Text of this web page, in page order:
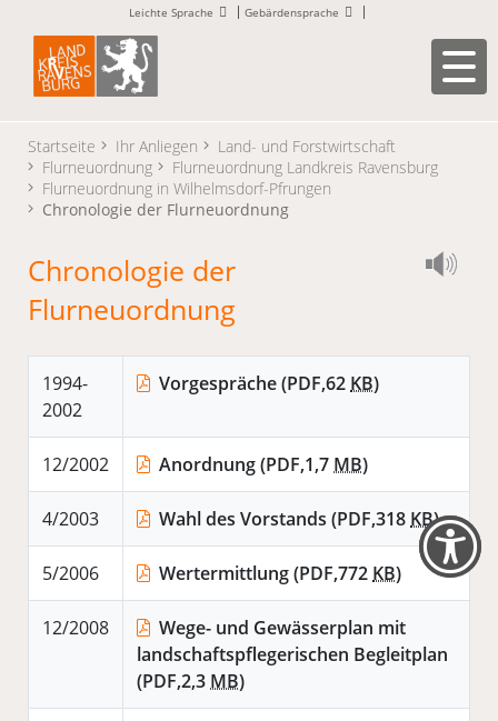
Leichte Sprache Gebärdensprache
Startseite Ihr Anliegen
Land- und Forstwirtschaft
Flurneuordnung
Flurneuordnung Landkreis Ravensburg
Flurneuordnung in Wilhelmsdorf-Pfrungen
Chronologie der Flurneuordnung
Chronologie der
Flurneuordnung
1994-
2002
Vorgespräche(PDF,62 KB)
12/2002 Anordnung(PDF,1,7 MB)
4/2003 Wahl des Vorstands (PDF,318 KB)
5/2006 Wertermittlung(PDF,772 KB)
12/2008
Wege- und Gewässerplan mit
landschaftspflegerischen Begleitplan
(PDF,2,3 MB)